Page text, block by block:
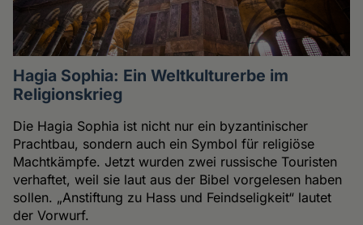
Hagia Sophia: Ein Weltkulturerbe im
Religionskrieg
Die Hagia Sophia ist nicht nur ein byzantinischer
Prachtbau, sondern auch ein Symbol für religiöse
Machtkämpfe. Jetzt wurden zwei russische Touristen
verhaftet, weil sie laut aus der Bibel vorgelesen haben
sollen. „Anstiftung zu Hass und Feindseligkeit“ lautet
der Vorwurf.